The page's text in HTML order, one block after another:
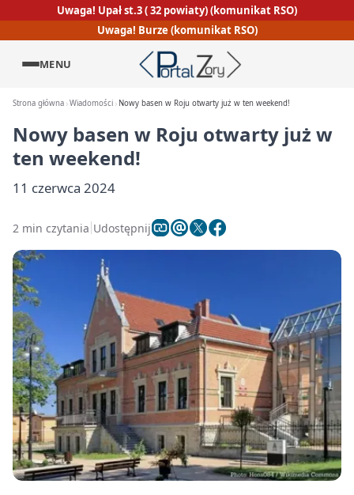
Uwaga! Upał st.3 ( 32 powiaty) (komunikat RSO)
Uwaga! Burze (komunikat RSO)
MENU
Strona główna Wiadomości Nowy basen w Roju otwarty już w ten weekend!
Nowy basen w Roju otwarty już w
ten weekend!
11 czerwca 2024
2 min czytania Udostępnij